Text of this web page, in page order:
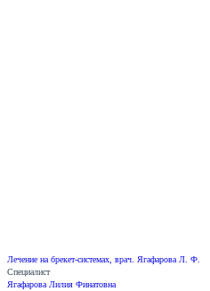
Лечение на брекет-системах, врач. Ягафарова Л. Ф.
Специалист
Ягафарова Лилия Финатовна